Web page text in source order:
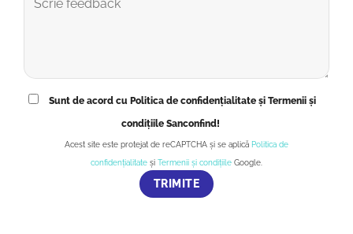
Sunt de acord cu Politica de confidențialitate și Termenii și
condițiile Sanconfind!
Acest site este protejat de reCAPTCHA și se aplică Politica de
confidențialitate și Termenii și condițiile Google.